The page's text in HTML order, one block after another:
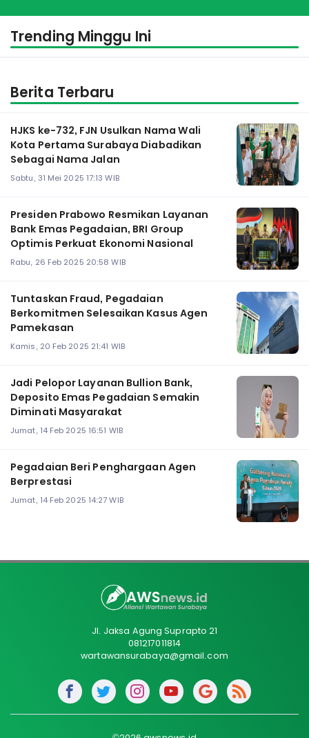
Trending Minggu Ini
Berita Terbaru
HJKS ke-732, FJN Usulkan Nama Wali
Kota Pertama Surabaya Diabadikan
Sebagai Nama Jalan
Sabtu, 31 Mei 2025 17:13 WIB
Presiden Prabowo Resmikan Layanan
Bank Emas Pegadaian, BRI Group
Optimis Perkuat Ekonomi Nasional
Rabu, 26 Feb 2025 20:58 WIB
Tuntaskan Fraud, Pegadaian
Berkomitmen Selesaikan Kasus Agen
Pamekasan
Kamis, 20 Feb 2025 21:41 WIB
Jadi Pelopor Layanan Bullion Bank,
Deposito Emas Pegadaian Semakin
Diminati Masyarakat
Jumat, 14 Feb 2025 16:51 WIB
Pegadaian Beri Penghargaan Agen
Berprestasi
Jumat, 14 Feb 2025 14:27 WIB
Jl. Jaksa Agung Suprapto 21
081217011814
wartawansurabaya@gmail.com